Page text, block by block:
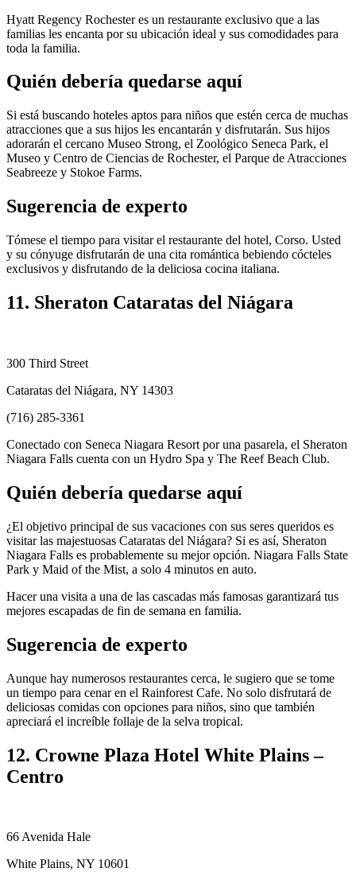
Hyatt Regency Rochester es un restaurante exclusivo que a las
familias les encanta por su ubicación ideal y sus comodidades para
toda la familia.
Quién debería quedarse aquí
Si está buscando hoteles aptos para niños que estén cerca de muchas
atracciones que a sus hijos les encantarán y disfrutarán. Sus hijos
adorarán el cercano Museo Strong, el Zoológico Seneca Park, el
Museo y Centro de Ciencias de Rochester, el Parque de Atracciones
Seabreeze y Stokoe Farms.
Sugerencia de experto
Tómese el tiempo para visitar el restaurante del hotel, Corso. Usted
y su cónyuge disfrutarán de una cita romántica bebiendo cócteles
exclusivos y disfrutando de la deliciosa cocina italiana.
11. Sheraton Cataratas del Niágara
300 Third Street
Cataratas del Niágara, NY 14303
(716) 285-3361
Conectado con Seneca Niagara Resort por una pasarela, el Sheraton
Niagara Falls cuenta con un Hydro Spa y The Reef Beach Club.
Quién debería quedarse aquí
¿El objetivo principal de sus vacaciones con sus seres queridos es
visitar las majestuosas Cataratas del Niágara? Si es así, Sheraton
Niagara Falls es probablemente su mejor opción. Niagara Falls State
Park y Maid of the Mist, a solo 4 minutos en auto.
Hacer una visita a una de las cascadas más famosas garantizará tus
mejores escapadas de fin de semana en familia.
Sugerencia de experto
Aunque hay numerosos restaurantes cerca, le sugiero que se tome
un tiempo para cenar en el Rainforest Cafe. No solo disfrutará de
deliciosas comidas con opciones para niños, sino que también
apreciará el increíble follaje de la selva tropical.
12. Crowne Plaza Hotel White Plains –
Centro
66 Avenida Hale
White Plains, NY 10601